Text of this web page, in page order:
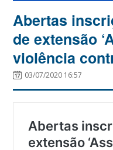
Abertas
de extensão
violência
03/07/2020 16:57